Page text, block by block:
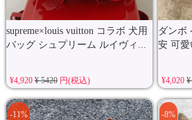
supreme×louis vuitton コラボ 犬用
バッグ シュプリーム ルイヴィ...
¥4,920 ¥ 5420円(税込)
ダンボ
安 可愛
¥4,020
-11% -8%